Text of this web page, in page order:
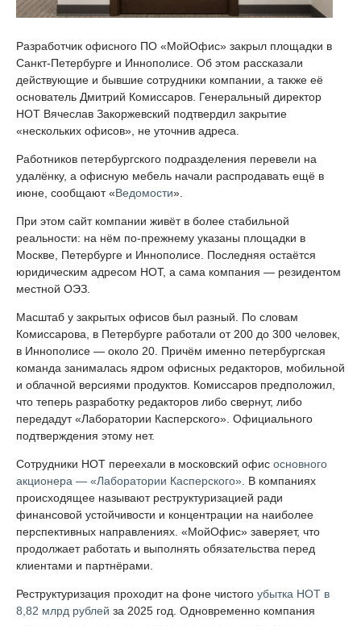
Разработчик офисного ПО «МойОфис» закрыл площадки в
Санкт-Петербурге и Иннополисе. Об этом рассказали
действующие и бывшие сотрудники компании, а также её
основатель Дмитрий Комиссаров. Генеральный директор
НОТ Вячеслав Закоржевский подтвердил закрытие
«нескольких офисов», не уточнив адреса.
Работников петербургского подразделения перевели на
удалёнку, а офисную мебель начали распродавать ещё в
июне, сообщают «Ведомости».
При этом сайт компании живёт в более стабильной
реальности: на нём по-прежнему указаны площадки в
Москве, Петербурге и Иннополисе. Последняя остаётся
юридическим адресом НОТ, а сама компания — резидентом
местной ОЭЗ.
Масштаб у закрытых офисов был разный. По словам
Комиссарова, в Петербурге работали от 200 до 300 человек,
в Иннополисе — около 20. Причём именно петербургская
команда занималась ядром офисных редакторов, мобильной
и облачной версиями продуктов. Комиссаров предположил,
что теперь разработку редакторов либо свернут, либо
передадут «Лаборатории Касперского». Официального
подтверждения этому нет.
Сотрудники НОТ переехали в московский офис основного
акционера — «Лаборатории Касперского». В компаниях
происходящее называют реструктуризацией ради
финансовой устойчивости и концентрации на наиболее
перспективных направлениях. «МойОфис» заверяет, что
продолжает работать и выполнять обязательства перед
клиентами и партнёрами.
Реструктуризация проходит на фоне чистого убытка НОТ в
8,82 млрд рублей за 2025 год. Одновременно компания